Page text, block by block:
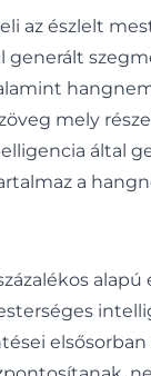
az észlelt
generált
mely
által
a
elsősorban